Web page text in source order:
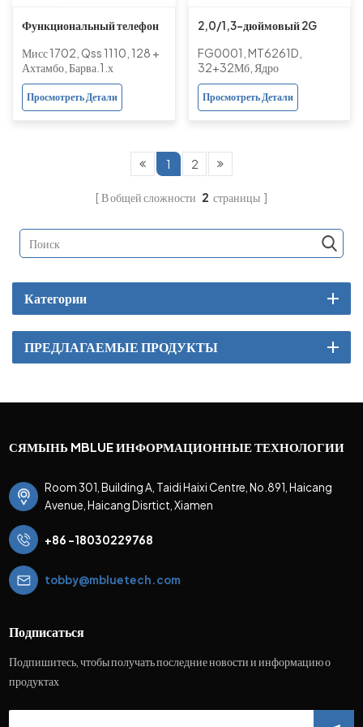
Функциональный телефон
дюйма, 2G CDMA, 800
МГц, одинарный UIM
Мисс 1702, Qss 1110, 128 +
Ахтамбо, Барва.1.х
Просмотреть Детали
2,0/1,3-дюймовый 2G
раскладушка с двойным
экраном, фонариком и
камерой
FG0001, MT6261D,
32+32Мб, Ядро
Просмотреть Детали
1 2
В общей сложности 2 страницы
Категории
ПРЕДЛАГАЕМЫЕ ПРОДУКТЫ
СЯМЫНЬ MBLUE ИНФОРМАЦИОННЫЕ ТЕХНОЛОГИИ
Room 301, Building A, Taidi Haixi Centre, No.891, Haicang
Avenue, Haicang Disrtict, Xiamen
+86 -18030229768
tobby@mbluetech.com
Подписаться
Подпишитесь, чтобы получать последние новости и информацию о
продуктах